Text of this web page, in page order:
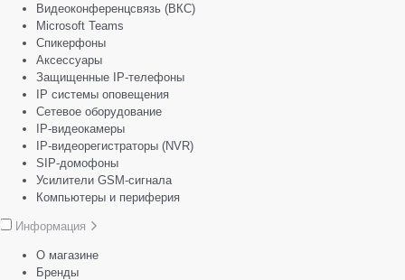
Видеоконференцсвязь (ВКС)
Microsoft Teams
Спикерфоны
Аксессуары
Защищенные IP-телефоны
IP системы оповещения
Сетевое оборудование
IP-видеокамеры
IP-видеорегистраторы (NVR)
SIP-домофоны
Усилители GSM-сигнала
Компьютеры и периферия
Информация
О магазине
Бренды